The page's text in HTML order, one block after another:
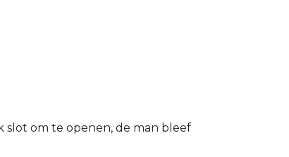
slot om te openen, de man bleef